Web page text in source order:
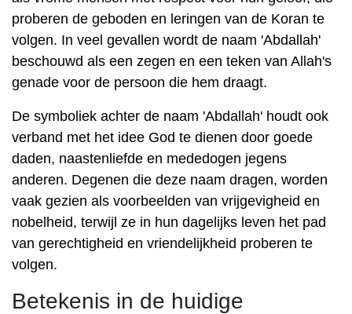
proberen de geboden en leringen van de Koran te
volgen. In veel gevallen wordt de naam 'Abdallah'
beschouwd als een zegen en een teken van Allah's
genade voor de persoon die hem draagt.
De symboliek achter de naam 'Abdallah' houdt ook
verband met het idee God te dienen door goede
daden, naastenliefde en mededogen jegens
anderen. Degenen die deze naam dragen, worden
vaak gezien als voorbeelden van vrijgevigheid en
nobelheid, terwijl ze in hun dagelijks leven het pad
van gerechtigheid en vriendelijkheid proberen te
volgen.
Betekenis in de huidige